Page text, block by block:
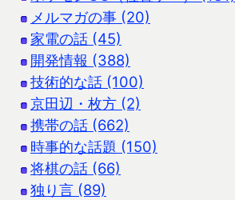
メルマガの事 (20)
家電の話 (45)
開発情報 (388)
技術的な話 (100)
京田辺・枚方 (2)
携帯の話 (662)
時事的な話題 (150)
将棋の話 (66)
独り言 (89)